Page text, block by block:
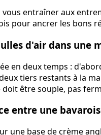
entraîner aux
pour ancrer les bons
d'air dans une
en deux temps :
tiers restants à la
être souple, pas
entre une
une base de crème